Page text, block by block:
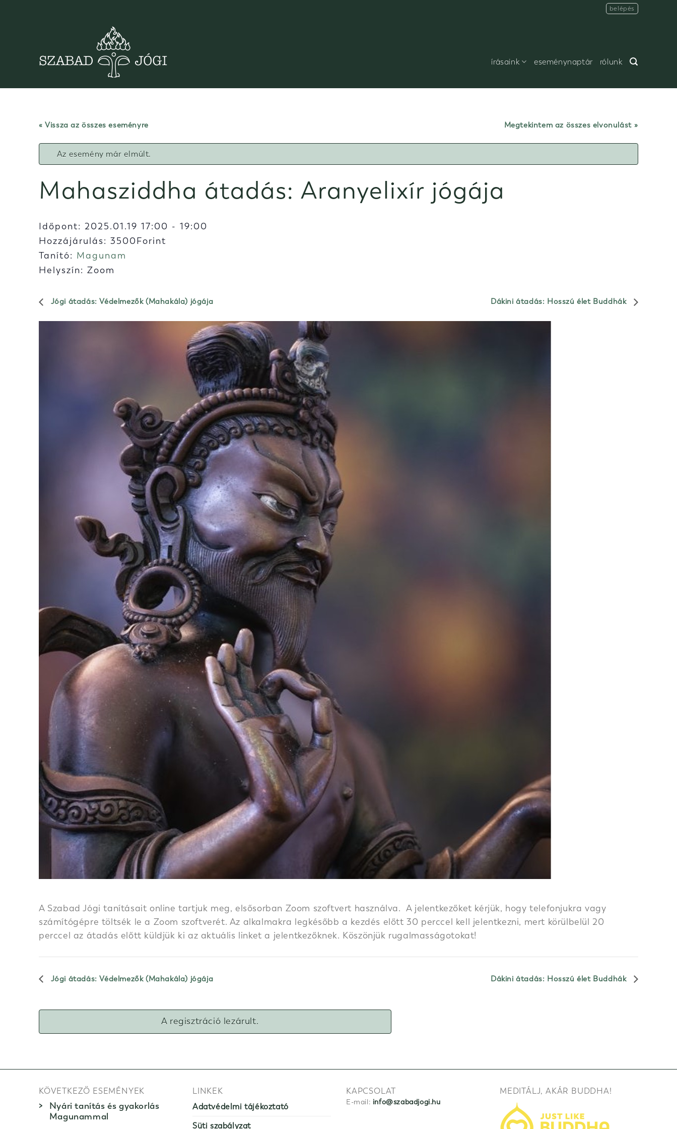
belépés
írásaink eseménynaptár rólunk
« Vissza az összes eseményre Megtekintem az összes elvonulást
Az esemény már elmúlt.
Mahasziddha átadás: Aranyelixír jógája
Időpont: 2025.01.19 17:00 - 19:00
Hozzájárulás: 3500Forint
Tanító: Magunam
Helyszín: Zoom
Jógi átadás: Védelmezők (Mahakála) jógája Dákini átadás: Hosszú élet Buddhák
A Szabad Jógi tanításait online tartjuk meg, elsősorban Zoom szoftvert használva. A jelentkezőket kérjük, hogy telefonjukra vagy
számítógépre töltsék le a Zoom szoftverét. Az alkalmakra legkésőbb a kezdés előtt 30 perccel kell jelentkezni, mert körülbelül 20
perccel az átadás előtt küldjük ki az aktuális linket a jelentkezőknek. Köszönjük rugalmasságotokat!
Jógi átadás: Védelmezők (Mahakála) jógája Dákini átadás: Hosszú élet Buddhák
A regisztráció lezárult.
KÖVETKEZŐ ESEMÉNYEK
Nyári tanítás és gyakorlás
Magunammal
LINKEK
Adatvédelmi tájékoztató
Süti szabályzat
KAPCSOLAT
E-mail: info@szabadjogi.hu
MEDITÁLJ, AKÁR BUDDHA!